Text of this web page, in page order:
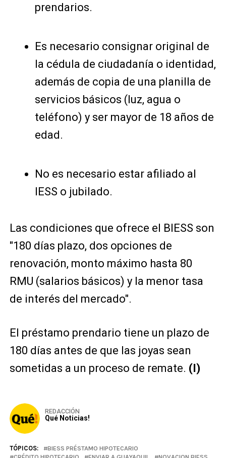
prendarios.
Es necesario consignar original de
la cédula de ciudadanía o identidad,
además de copia de una planilla de
servicios básicos (luz, agua o
teléfono) y ser mayor de 18 años de
edad.
No es necesario estar afiliado al
IESS o jubilado.
Las condiciones que ofrece el BIESS son
"180 días plazo, dos opciones de
renovación, monto máximo hasta 80
RMU (salarios básicos) y la menor tasa
de interés del mercado".
El préstamo prendario tiene un plazo de
180 días antes de que las joyas sean
sometidas a un proceso de remate. (I)
REDACCIÓN
Qué Noticias!
TÓPICOS:
BIESS PRÉSTAMO HIPOTECARIO